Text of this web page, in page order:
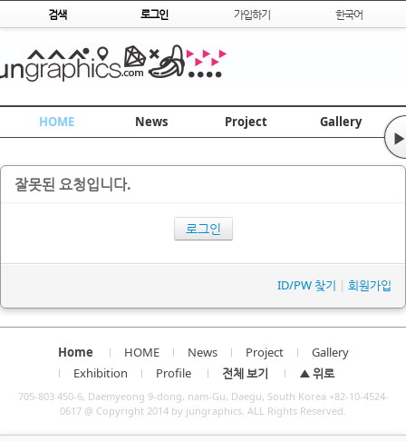
Skip to content
검색 로그인 가입하기 한국어
HOME News Project Gallery
▶
잘못된 요청입니다.
로그인
ID/PW 찾기 | 회원가입
Home HOME News Project
Gallery
Exhibition
Profile 전체 보기 ▲ 위로
705-803 450-6, Daemyeong 9-dong, nam-Gu, Daegu, South Korea +82-10-4524-
0617 @ Copyright 2014 by jungraphics. ALL Rights Reserved.